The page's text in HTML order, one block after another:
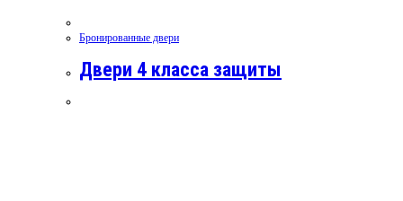
Бронированные двери
Двери 4 класса защиты